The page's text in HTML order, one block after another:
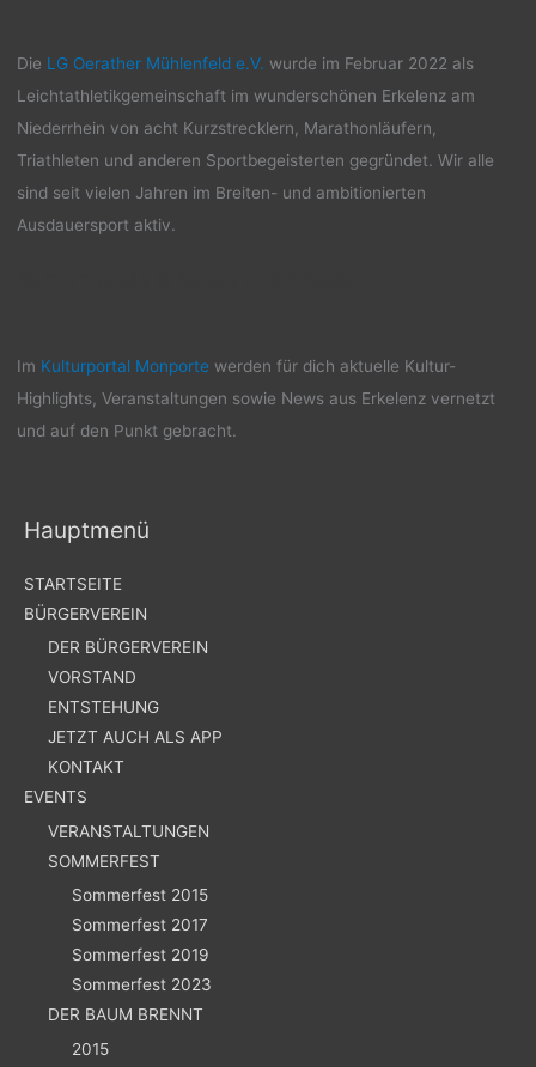
Die LG Oerather Mühlenfeld e.V. wurde im Februar 2022 als
Leichtathletikgemeinschaft im wunderschönen Erkelenz am
Niederrhein von acht Kurzstrecklern, Marathonläufern,
Triathleten und anderen Sportbegeisterten gegründet. Wir alle
sind seit vielen Jahren im Breiten- und ambitionierten
Ausdauersport aktiv.
Im Kulturportal Monporte werden für dich aktuelle Kultur-
Highlights, Veranstaltungen sowie News aus Erkelenz vernetzt
und auf den Punkt gebracht.
Hauptmenü
STARTSEITE
BÜRGERVEREIN
DER BÜRGERVEREIN
VORSTAND
ENTSTEHUNG
JETZT AUCH ALS APP
KONTAKT
EVENTS
VERANSTALTUNGEN
SOMMERFEST
Sommerfest 2015
Sommerfest 2017
Sommerfest 2019
Sommerfest 2023
DER BAUM BRENNT
2015